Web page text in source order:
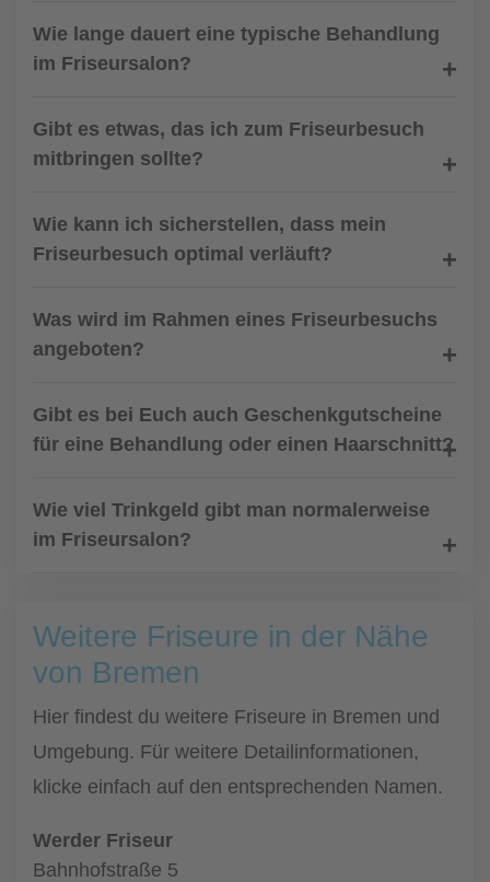
Wie lange dauert eine typische Behandlung
im Friseursalon?
Gibt es etwas, das ich zum Friseurbesuch
mitbringen sollte?
Wie kann ich sicherstellen, dass mein
Friseurbesuch optimal verläuft?
Was wird im Rahmen eines Friseurbesuchs
angeboten?
Gibt es bei Euch auch Geschenkgutscheine
für eine Behandlung oder einen Haarschnitt?
Wie viel Trinkgeld gibt man normalerweise
im Friseursalon?
Weitere Friseure in der Nähe
von Bremen
Hier findest du weitere Friseure in Bremen und
Umgebung. Für weitere Detailinformationen,
klicke einfach auf den entsprechenden Namen.
Werder Friseur
Bahnhofstraße 5